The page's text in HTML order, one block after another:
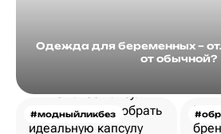
Одежда для беременных –
от обычной?
#модныйликбез